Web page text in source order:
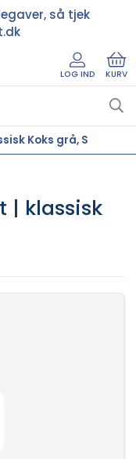
så tjek
LOG IND KURV
Koks grå, S
| klassisk